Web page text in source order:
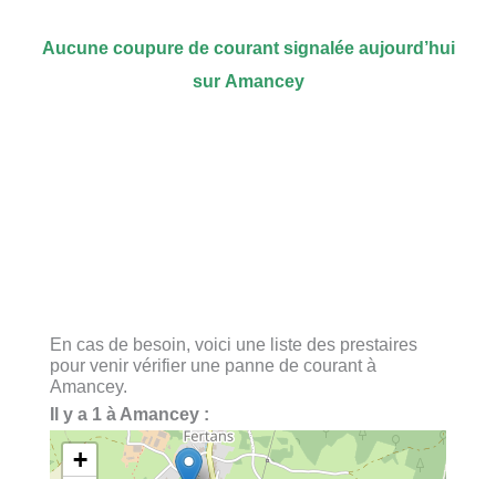
Aucune coupure de courant signalée aujourd’hui
sur Amancey
En cas de besoin, voici une liste des prestaires
pour venir vérifier une panne de courant à
Amancey.
Il y a 1 à Amancey :
+